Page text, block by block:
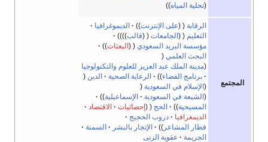
تحلية المياه
المجتمع
الرقابة على الإنترنت
الديموغرافيا
التعليم
الجامعات
قالب
مؤسسة البريد السعودي
البعثات
البحث العلمي
مدينة الملك عبد العزيز للعلوم والتكنولوجيا
برنامج الفضاء
الرعاية الصحية
الدين
الإسلام في السعودية
الشيعة في السعودية
الإسماعيلية
المسيحية
الحج إحصائيات
الاقتصاد
الديمغرافيا
دروب الحجيج
قطار المشاعر
الإتجار بالبشر
السمنة
الجريمة
عقوية الزنى